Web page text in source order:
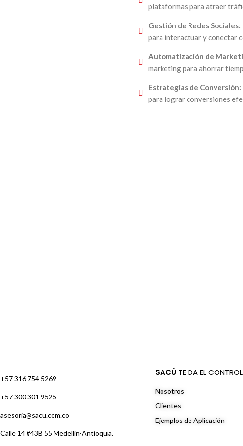
plataformas para atraer
Gestión de Redes Sociales:
para interactuar y conectar
Automatización de
marketing para ahorrar
Estrategias de Conversión:
para lograr conversiones
+57 316 754 5269
+57 300 301 9525
asesoria@sacu.com.co
Calle 14 #43B 55 Medellín-Antioquia.
SACÚTE DA EL CONTROL
Nosotros
Clientes
Ejemplos de Aplicación